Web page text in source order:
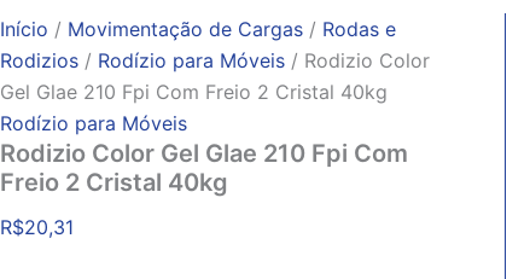
Início / Movimentação de Cargas/ Rodas e
Rodizios/ Rodízio para Móveis/ Rodizio Color
Gel Glae 210 Fpi Com Freio 2 Cristal 40kg
Rodízio para Móveis
Rodizio Color Gel Glae 210 Fpi Com
Freio 2 Cristal 40kg
R$20,31